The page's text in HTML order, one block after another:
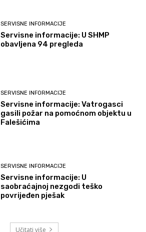
SERVISNE INFORMACIJE
Servisne informacije: U SHMP
obavljena 94 pregleda
SERVISNE INFORMACIJE
Servisne informacije: Vatrogasci
gasili požar na pomoćnom objektu u
Falešićima
SERVISNE INFORMACIJE
Servisne informacije: U
saobraćajnoj nezgodi teško
povrijeđen pješak
Učitati više